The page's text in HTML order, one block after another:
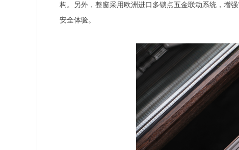
构。另外，整窗采用欧洲进口多锁点五金联动系统，增
安全体验。